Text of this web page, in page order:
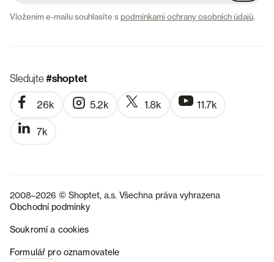
Vložením e-mailu souhlasíte spodmínkami ochrany osobních údajů.
Sledujte#shoptet
26k 5.2k 1.8k 11.7k
7k
2008–2026 © Shoptet, a.s. Všechna práva vyhrazena
Obchodní podmínky
Soukromí a cookies
Formulář pro oznamovatele